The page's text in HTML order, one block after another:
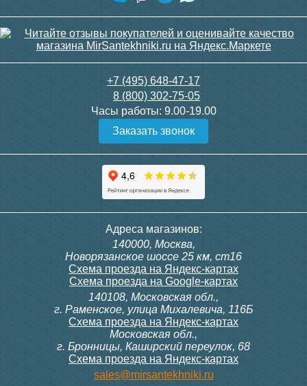
+7 (495) 648-47-17
8 (800) 302-75-05
Часы работы: 9.00-19.00
Заказать звонок
Адреса магазинов:
140000, Москва,
Новорязанское шоссе 25 км, ст16
Схема проезда на Яндекс-картах
Схема проезда на Google-картах
140108, Московская обл.,
г. Раменское, улица Михалевича, 116Б
Схема проезда на Яндекс-картах
Московская обл.,
г. Бронницы, Каширский переулок, 68
Схема проезда на Яндекс-картах
sales@mirsantekhniki.ru